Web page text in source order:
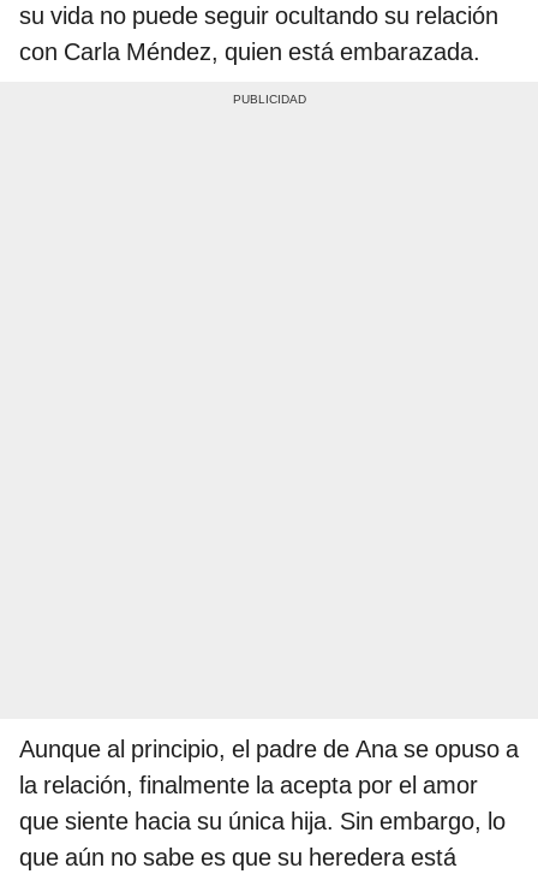
su vida no puede seguir ocultando su relación
con Carla Méndez, quien está embarazada.
Aunque al principio, el padre de Ana se opuso a
la relación, finalmente la acepta por el amor
que siente hacia su única hija. Sin embargo, lo
que aún no sabe es que su heredera está